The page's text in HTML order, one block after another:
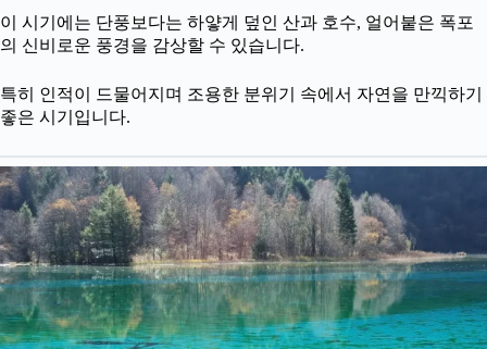
이 시기에는 단풍보다는 하얗게 덮인 산과 호수, 얼어붙은 폭포
의 신비로운 풍경을 감상할 수 있습니다.
특히 인적이 드물어지며 조용한 분위기 속에서 자연을 만끽하기
좋은 시기입니다.